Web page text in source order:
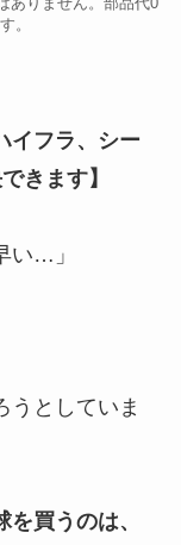
。
イフラ、シー
きます】
い…」
うとしていま
買うのは、